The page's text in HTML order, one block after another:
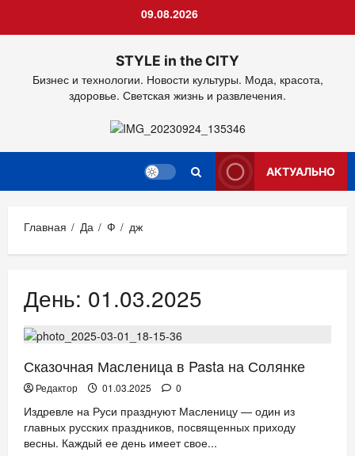
содержимому
09.08.2026
STYLE in the CITY
Бизнес и технологии. Новости культуры. Мода, красота,
здоровье. Светская жизнь и развлечения.
АКТУАЛЬНО
Главная Да Ф дж
День: 01.03.2025
Сказочная Масленица в Pasta на Солянке
Редактор 01.03.2025 0
Издревле на Руси празднуют Масленицу — один из
главных русских праздников, посвященных приходу
весны. Каждый ее день имеет свое...